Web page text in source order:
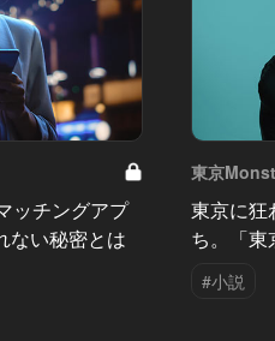
ッチングアプ
ない秘密とは
東京
東京に狂
ち。「東
#小説